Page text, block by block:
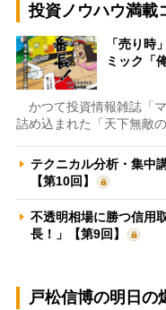
投資ノウハウ満載
「売り
ミック「
かつて投資情報雑誌「
詰め込まれた「天下無敵
テクニカル分析・集中
【第10回】
不透明相場に勝つ信用
長！」【第9回】
戸松信博の明日の